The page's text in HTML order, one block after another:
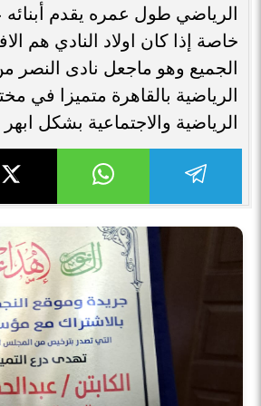
الرياضي طول عمره يقدم أبنائه
خاصة إذا كان اولاد النادي هم
الجميع وهو ماجعل نادى النصر
الرياضية بالقاهرة متميزا في
الرياضية والاجتماعية بشكل